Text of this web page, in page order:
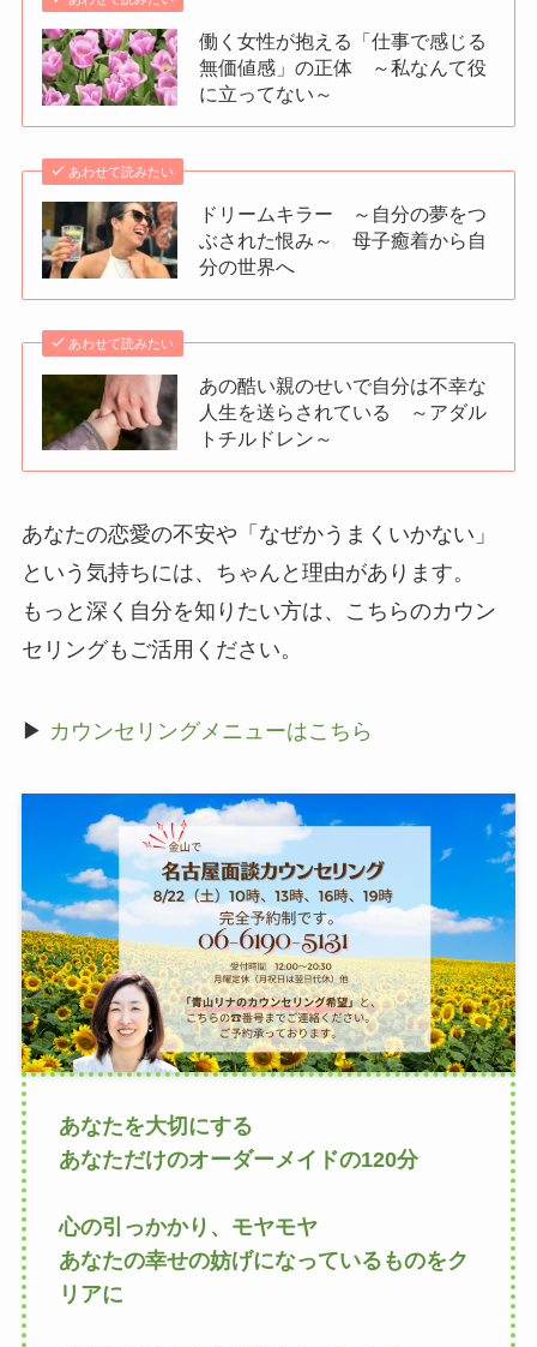
働く女性が抱える「仕事で感じる
無価値感」の正体 ～私なんて役
に立ってない～
あわせて読みたい
ドリームキラー ～自分の夢をつ
ぶされた恨み～ 母子癒着から自
分の世界へ
あわせて読みたい
あの酷い親のせいで自分は不幸な
人生を送らされている ～アダル
トチルドレン～
あなたの恋愛の不安や「なぜかうまくいかない」
という気持ちには、ちゃんと理由があります。
もっと深く自分を知りたい方は、こちらのカウン
セリングもご活用ください。
▶ カウンセリングメニューはこちら
あなたを大切にする
あなただけのオーダーメイドの120分
心の引っかかり、モヤモヤ
あなたの幸せの妨げになっているものをク
リアに